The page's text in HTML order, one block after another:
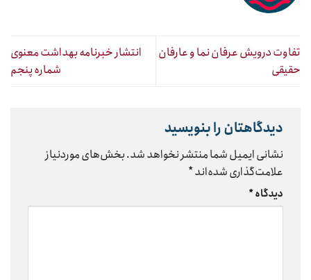
تفاوت درویش عرفان نما و عارفان
حقیقی
انتشار خبرنامه بهداشت معنوی
شماره پنجم
دیدگاهتان را بنویسید
نشانی ایمیل شما منتشر نخواهد شد.بخش‌های موردنیاز
علامت‌گذاری شده‌اند*
دیدگاه*